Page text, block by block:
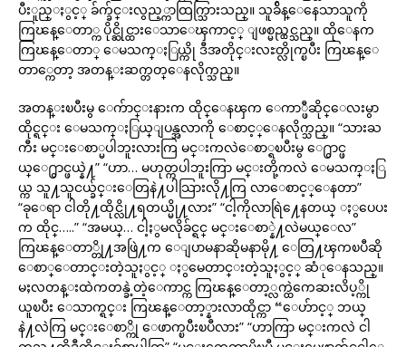
ပီးူည္ႏွင့္ ခ်က္ခ်င္းလွည့္ကာထြက္သြားသည္။ သူခ်ိန္ေနေသာသူကို
ကြၽန္ေတာ္က ပိုင္ဆိုင္ထားေသာေၾကာင့္ ျဖစ္မည္ထင္သည္။ ထိုေနက
ကြၽန္ေတာ္ ေမသက္ႏြယ္ကို ဒီအတိုင္းလႊတ္လိုက္ၿပီး ကြၽန္ေ
တာ္ကေတာ့ အတန္းဆက္တတ္ေနလိုက္သည္။
အတန္းၿပီးမွ ေက်ာင္းနားက ထိုင္ေနၾက ေကာ္ဖီဆိုင္ေလးမွာ
ထိုင္ရင္း ေမသက္ႏြယ္ျပန္အလာကို ေစာင့္ေနလိုက္သည္။ “သားႀ
ကီး မင္းေစာ္မပါဘူးလားကြ မင္းကလဲေစာ္ရၿပီးမွ ေ႐ွာင္ဖ
ယ္ေ႐ွာင္ဖယ္နဲ႔” “ဟာ… မဟုတ္ကပါဘူးကြာ မင္းတို့ကလဲ ေမသက္ႏြ
ယ္က သူ႔သူငယ္ခ်င္းေတြနဲ႔ပါသြားလို႔ကြ လာေစာင့္ေနတာ”
“ခုေရာ ငါတို႔ထိုင္လို႔ရတယ္မို႔လား” “ငါ့ကိုလာရြဲ႔ေနတယ္ ႏွပေပး
က ထိုင္…..” “အမယ္… ငါ့ႏွမလိုခ်င္ရင္ မင္းေစာ္နဲ႔လဲမယ္ေလ”
ကြၽန္ေတာ္တို႔အဖြဲ႔က ေျပာမနာဆိုမနာမို႔ ေတြ႔ၾကၿပီဆို
ေစာ္ေတာင္းတဲ့သူႏွင့္ ႏွမေတာင္းတဲ့သူႏွင့္ ဆံုေနသည္။
မႈလတန္းထဲကတန္ခဲ့တဲ့ေကာင္က ကြၽန္ေတာ့္လက္ထဲကေဆးလိပ့္ကို
ယူၿပီး ေသာက္ရင္း ကြၽန္ေတာ့္နားလာထိုင္ကာ “ေဟ်ာင့္ ဘယ္
နဲ႔လဲကြ မင္းေစာ္ကို ေဖာက္ၿပီးၿပီလား” “ဟာကြာ မင္းကလဲ ငါ